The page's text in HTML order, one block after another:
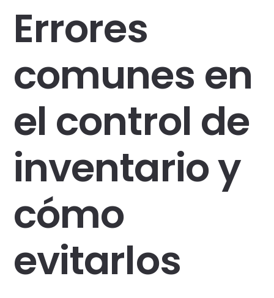
Errores
comunes en
el control de
inventario y
cómo
evitarlos